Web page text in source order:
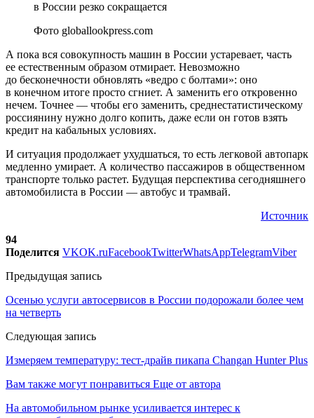
Фото globallookpress.com
А пока вся совокупность машин в России устаревает, часть
ее естественным образом отмирает. Невозможно
до бесконечности обновлять «ведро с болтами»: оно
в конечном итоге просто сгниет. А заменить его откровенно
нечем. Точнее — чтобы его заменить, среднестатистическому
россиянину нужно долго копить, даже если он готов взять
кредит на кабальных условиях.
И ситуация продолжает ухудшаться, то есть легковой автопарк
медленно умирает. А количество пассажиров в общественном
транспорте только растет. Будущая перспектива сегодняшнего
автомобилиста в России — автобус и трамвай.
Источник
94
Поделится VKOK.ruFacebookTwitterWhatsAppTelegramViber
Предыдущая запись
Осенью услуги автосервисов в России подорожали более чем
на четверть
Следующая запись
Измеряем температуру: тест-драйв пикапа Changan Hunter Plus
Вам также могут понравиться Еще от автора
На автомобильном рынке усиливается интерес к